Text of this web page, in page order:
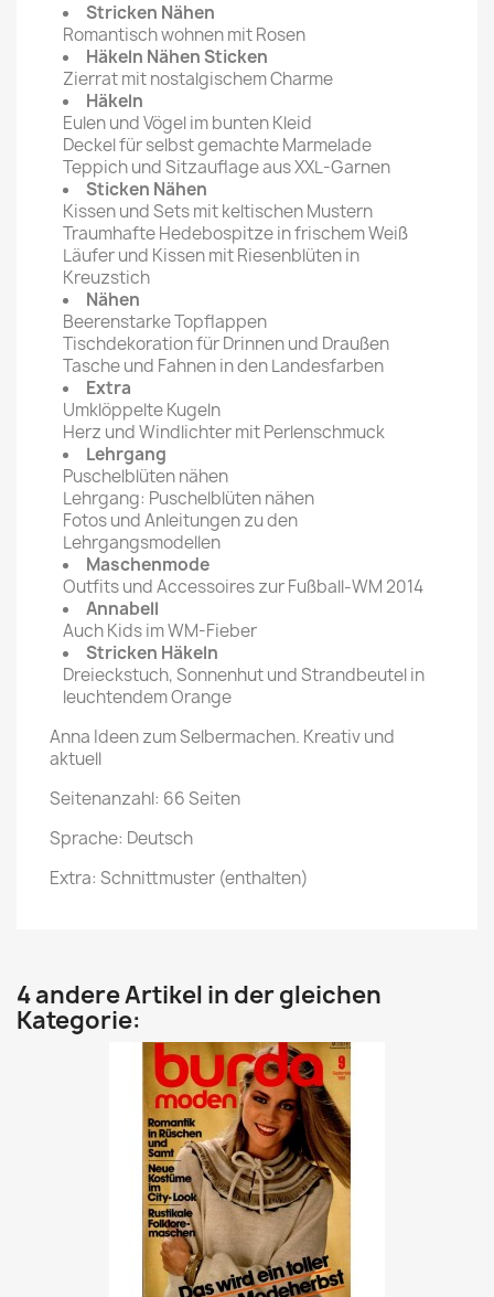
Stricken Nähen
Romantisch wohnen mit Rosen
Häkeln Nähen Sticken
Zierrat mit nostalgischem Charme
Häkeln
Eulen und Vögel im bunten Kleid
Deckel für selbst gemachte Marmelade
Teppich und Sitzauflage aus XXL-Garnen
Sticken Nähen
Kissen und Sets mit keltischen Mustern
Traumhafte Hedebospitze in frischem Weiß
Läufer und Kissen mit Riesenblüten in
Kreuzstich
Nähen
Beerenstarke Topflappen
Tischdekoration für Drinnen und Draußen
Tasche und Fahnen in den Landesfarben
Extra
Umklöppelte Kugeln
Herz und Windlichter mit Perlenschmuck
Lehrgang
Puschelblüten nähen
Lehrgang: Puschelblüten nähen
Fotos und Anleitungen zu den
Lehrgangsmodellen
Maschenmode
Outfits und Accessoires zur Fußball-WM 2014
Annabell
Auch Kids im WM-Fieber
Stricken Häkeln
Dreieckstuch, Sonnenhut und Strandbeutel in
leuchtendem Orange
Anna Ideen zum Selbermachen. Kreativ und
aktuell
Seitenanzahl: 66 Seiten
Sprache: Deutsch
Extra: Schnittmuster (enthalten)
4 andere Artikel in der gleichen
Kategorie: